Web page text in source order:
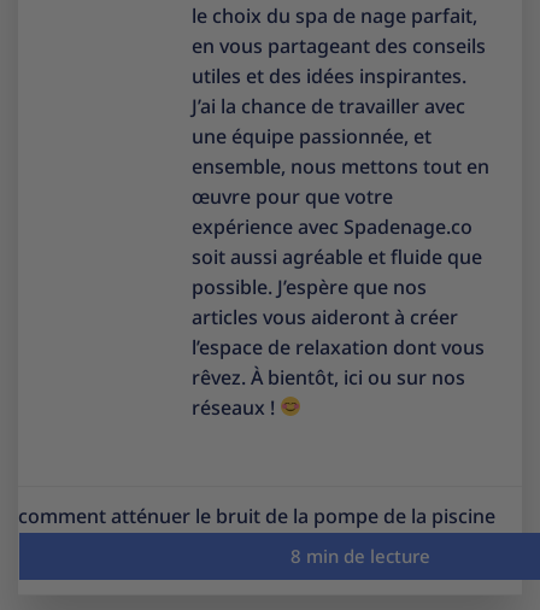
le choix du spa de nage parfait,
en vous partageant des conseils
utiles et des idées inspirantes.
J’ai la chance de travailler avec
une équipe passionnée, et
ensemble, nous mettons tout en
œuvre pour que votre
expérience avec Spadenage.co
soit aussi agréable et fluide que
possible. J’espère que nos
articles vous aideront à créer
l’espace de relaxation dont vous
rêvez. À bientôt, ici ou sur nos
réseaux !
comment atténuer le bruit de la pompe de la piscine